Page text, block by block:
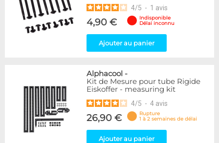
4/5 - 1 avis
4,90 €
Indisponible
Délai inconnu
Ajouter au panier
Alphacool -
Kit de Mesure pour tube Rigide
Eiskoffer - measuring kit
4/5 - 4 avis
26,90 €
Rupture
1 à 2 semaines de délai
Ajouter au panier